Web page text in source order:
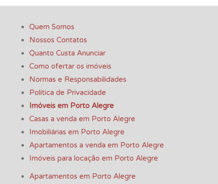
Quem Somos
Nossos Contatos
Quanto Custa Anunciar
Como ofertar os imóveis
Normas e Responsabilidades
Política de Privacidade
Imóveis em Porto Alegre
Casas a venda em Porto Alegre
Imobiliárias em Porto Alegre
Apartamentos a venda em Porto Alegre
Imóveis para locação em Porto Alegre
Apartamentos em Porto Alegre